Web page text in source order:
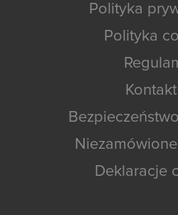
Polityka
Polityka
Kontakt
Deklaracje